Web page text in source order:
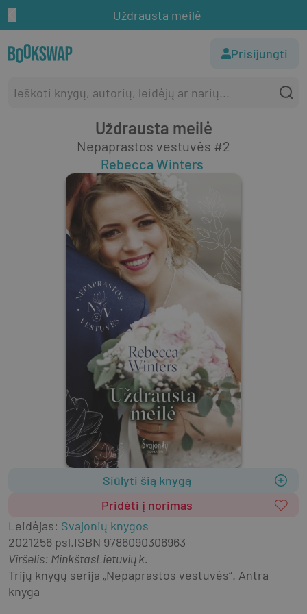
Uždrausta meilė
Prisijungti
Uždrausta meilė
Nepaprastos vestuvės #2
Rebecca Winters
Siūlyti šią knygą
Pridėti į norimas
Leidėjas: Svajonių knygos
2021256 psl.ISBN 9786090306963
Viršelis: MinkštasLietuvių k.
Trijų knygų serija „Nepaprastos vestuvės“. Antra
knyga